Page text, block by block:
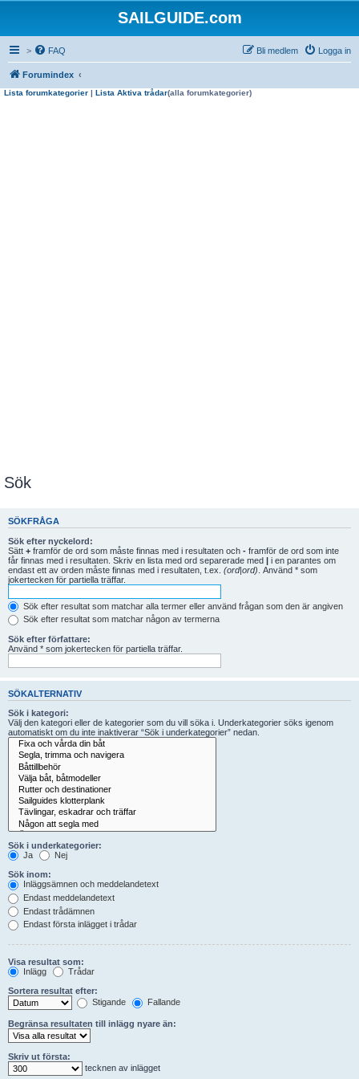
SAILGUIDE.com
> FAQ Logga in
Bli medlem
Forumindex
Lista forumkategorier | Lista Aktiva trådar(alla forumkategorier)
Sök
SÖKFRÅGA
Sök efter nyckelord:
Sätt + framför de ord som måste finnas med i resultaten och - framför de ord som inte
får finnas med i resultaten. Skriv en lista med ord separerade med | i en parantes om
endast ett av orden måste finnas med i resultaten, t.ex. (ord|ord) . Använd * som
jokertecken för partiella träffar.
Sök efter resultat som matchar alla termer eller använd frågan som den är angiven
Sök efter resultat som matchar någon av termerna
Sök efter författare:
Använd * som jokertecken för partiella träffar.
SÖKALTERNATIV
Sök i kategori:
Välj den kategori eller de kategorier som du vill söka i. Underkategorier söks igenom
automatiskt om du inte inaktiverar “Sök i underkategorier” nedan.
Sök i underkategorier:
Ja
Nej
Sök inom:
Inläggsämnen och meddelandetext
Endast meddelandetext
Endast trådämnen
Endast första inlägget i trådar
Visa resultat som:
Inlägg
Trådar
Sortera resultat efter:
Stigande
Fallande
Begränsa resultaten till inlägg nyare än:
Skriv ut första:
tecknen av inlägget